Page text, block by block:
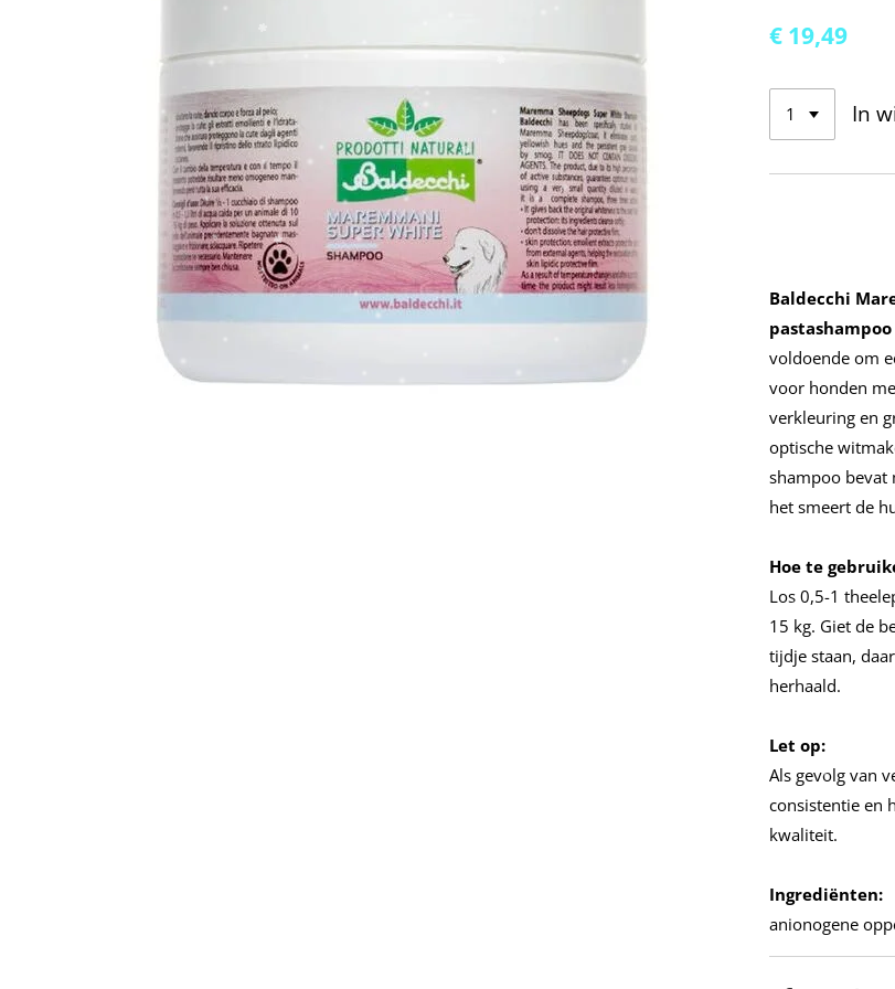
€ 19,49
In
Baldecchi
voldoende om
voor honden
verkleuring en
optische
shampoo bevat
het smeert de
Hoe te
Los 0,5-1
15 kg. Giet de
tijdje staan,
herhaald.
Let op:
Als gevolg van
consistentie en
kwaliteit.
Ingrediënten:
anionogene